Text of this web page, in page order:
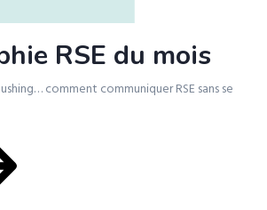
RSE du mois
comment communiquer RSE sans se